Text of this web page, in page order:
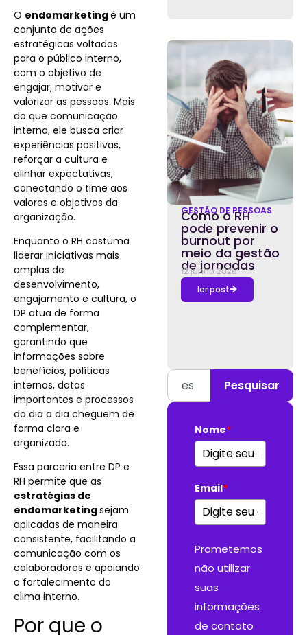
O endomarketingé um
conjunto de ações
estratégicas voltadas
para o público interno,
com o objetivo de
engajar, motivar e
valorizar as pessoas. Mais
do que comunicação
interna, ele busca criar
experiências positivas,
reforçar a cultura e
alinhar expectativas,
conectando o time aos
valores e objetivos da
organização.
Enquanto o RH costuma
liderar iniciativas mais
amplas de
desenvolvimento,
engajamento e cultura, o
DP atua de forma
complementar,
garantindo que
informações sobre
benefícios, políticas
internas, datas
importantes e processos
do dia a dia cheguem de
forma clara e
organizada.
Essa parceria entre DP e
RH permite que as
estratégias de
endomarketingsejam
aplicadas de maneira
consistente, facilitando a
comunicação com os
colaboradores e apoiando
o fortalecimento do
clima interno.
Por que o
GESTÃO DE PESSOAS
Como o RH
pode prevenir o
burnout por
meio da gestão
de jornadas
12 junho 2026
ler post
Pesquisar
Nome*
Email*
Prometemos
não utilizar
suas
informações
de contato